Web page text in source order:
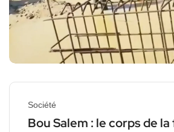
Société
Bou Salem : le corps de